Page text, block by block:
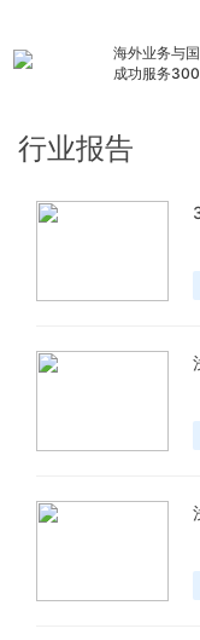
海外业务与
成功服务
行业报告